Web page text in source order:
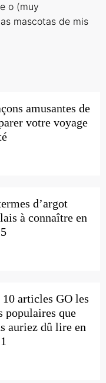
o (muy
mascotas de mis
amusantes de
votre voyage
d’argot
à connaître en
10 articles GO les
populaires que
auriez dû lire en